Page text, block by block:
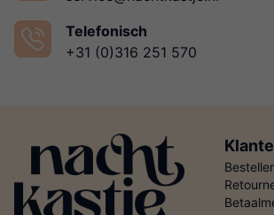
Telefonisch
+31 (0)316 251 570